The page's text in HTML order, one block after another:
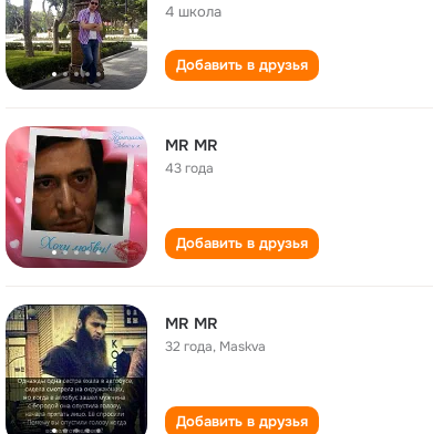
4 школа
Добавить в друзья
MR MR
43 года
Добавить в друзья
MR MR
32 года, Maskva
Добавить в друзья